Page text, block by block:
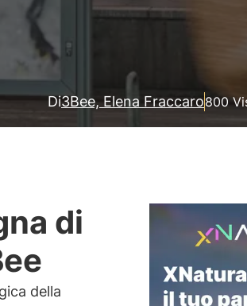
Di3Bee, Elena Fraccaro800
di
della